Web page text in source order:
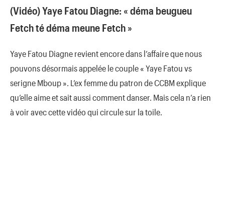
(Vidéo) Yaye Fatou Diagne: « déma beugueu
Fetch té déma meune Fetch »
Yaye Fatou Diagne revient encore dans l’affaire que nous
pouvons désormais appelée le couple « Yaye Fatou vs
serigne Mboup ». L’ex femme du patron de CCBM explique
qu’elle aime et sait aussi comment danser. Mais cela n’a rien
à voir avec cette vidéo qui circule sur la toile.